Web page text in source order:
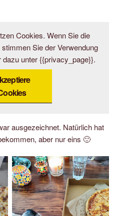
Cookies. Wenn Sie die
Sie der Verwendung
unter {{privacy_page}}.
ausgezeichnet. Natürlich hat
aber nur eins 🙂